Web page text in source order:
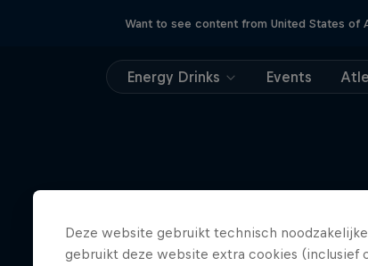
Want to see content from United States of
Energy Drinks Events
Meer
Deze website gebruikt technisch
gebruikt deze website extra cookies (inclusief